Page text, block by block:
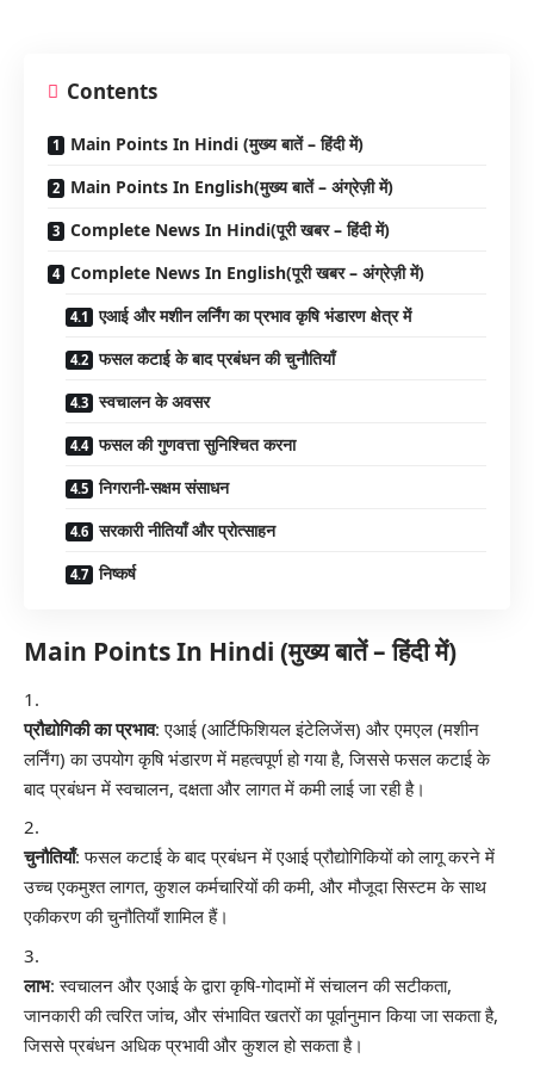
Contents
Main Points In Hindi (मुख्य बातें – हिंदी में)
Main Points In English(मुख्य बातें – अंग्रेज़ी में)
Complete News In Hindi(पूरी खबर – हिंदी में)
Complete News In English(पूरी खबर – अंग्रेज़ी में)
एआई और मशीन लर्निंग का प्रभाव कृषि भंडारण क्षेत्र में
फसल कटाई के बाद प्रबंधन की चुनौतियाँ
स्वचालन के अवसर
फसल की गुणवत्ता सुनिश्चित करना
निगरानी-सक्षम संसाधन
सरकारी नीतियाँ और प्रोत्साहन
निष्कर्ष
Main Points In Hindi (मुख्य बातें – हिंदी में)
प्रौद्योगिकी का प्रभाव: एआई (आर्टिफिशियल इंटेलिजेंस) और एमएल (मशीन
लर्निंग) का उपयोग कृषि भंडारण में महत्वपूर्ण हो गया है, जिससे फसल कटाई के
बाद प्रबंधन में स्वचालन, दक्षता और लागत में कमी लाई जा रही है।
चुनौतियाँ: फसल कटाई के बाद प्रबंधन में एआई प्रौद्योगिकियों को लागू करने में
उच्च एकमुश्त लागत, कुशल कर्मचारियों की कमी, और मौजूदा सिस्टम के साथ
एकीकरण की चुनौतियाँ शामिल हैं।
लाभ: स्वचालन और एआई के द्वारा कृषि-गोदामों में संचालन की सटीकता,
जानकारी की त्वरित जांच, और संभावित खतरों का पूर्वानुमान किया जा सकता है,
जिससे प्रबंधन अधिक प्रभावी और कुशल हो सकता है।